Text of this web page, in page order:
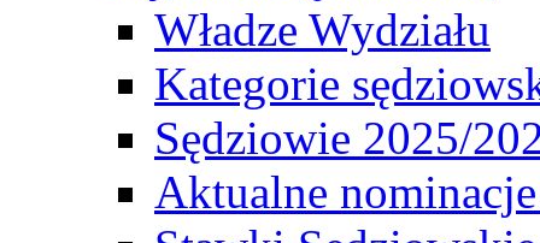
Władze Wydziału
Kategorie
Sędziowie 2025/
Aktualne